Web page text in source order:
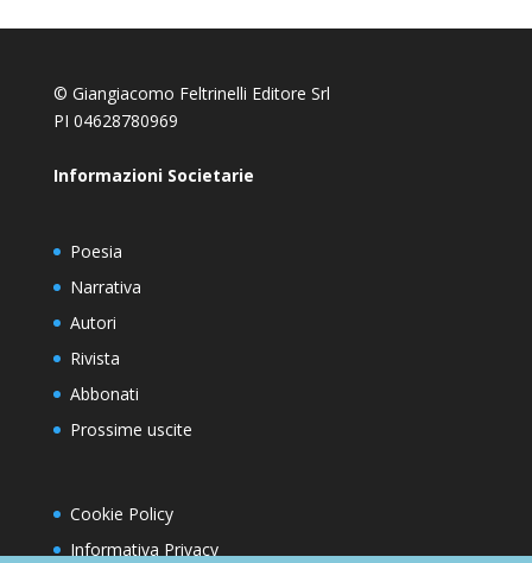
© Giangiacomo Feltrinelli Editore Srl
PI 04628780969
Informazioni Societarie
Poesia
Narrativa
Autori
Rivista
Abbonati
Prossime uscite
Cookie Policy
Informativa Privacy